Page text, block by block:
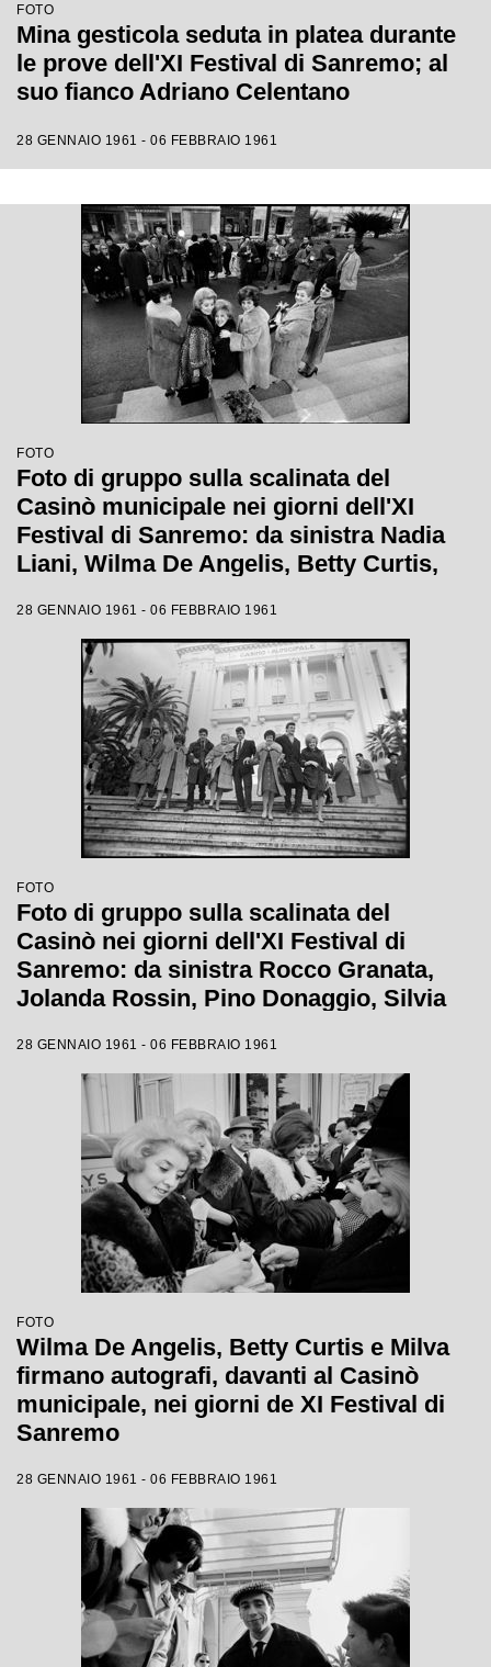
FOTO
Mina gesticola seduta in platea durante
le prove dell'XI Festival di Sanremo; al
suo fianco Adriano Celentano
28 GENNAIO 1961 - 06 FEBBRAIO 1961
FOTO
Foto di gruppo sulla scalinata del
Casinò municipale nei giorni dell'XI
Festival di Sanremo: da sinistra Nadia
Liani, Wilma De Angelis, Betty Curtis,
Mazzetti
28 GENNAIO 1961 - 06 FEBBRAIO 1961
FOTO
Foto di gruppo sulla scalinata del
Casinò nei giorni dell'XI Festival di
Sanremo: da sinistra Rocco Granata,
Jolanda Rossin, Pino Donaggio, Silvia
Renis e Betty Curtis
28 GENNAIO 1961 - 06 FEBBRAIO 1961
FOTO
Wilma De Angelis, Betty Curtis e Milva
firmano autografi, davanti al Casinò
municipale, nei giorni de XI Festival di
Sanremo
28 GENNAIO 1961 - 06 FEBBRAIO 1961